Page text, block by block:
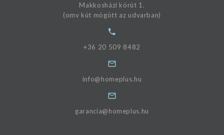
Makkosházi körút 1.
(omv kút mögött az udvarban)
+36 20 509 8482
info@homeplus.hu
garancia@homeplus.hu